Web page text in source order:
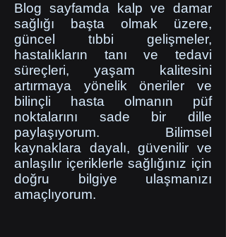
Blog sayfamda kalp ve damar
sağlığı başta olmak üzere,
güncel tıbbi gelişmeler,
hastalıkların tanı ve tedavi
süreçleri, yaşam kalitesini
artırmaya yönelik öneriler ve
bilinçli hasta olmanın püf
noktalarını sade bir dille
paylaşıyorum. Bilimsel
kaynaklara dayalı, güvenilir ve
anlaşılır içeriklerle sağlığınız için
doğru bilgiye ulaşmanızı
amaçlıyorum.